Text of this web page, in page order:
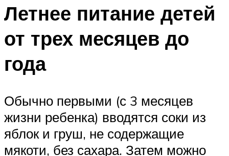
Летнее питание детей
от трех месяцев до
года
Обычно первыми (с 3 месяцев
жизни ребенка) вводятся соки из
яблок и груш, не содержащие
мякоти, без сахара. Затем можно